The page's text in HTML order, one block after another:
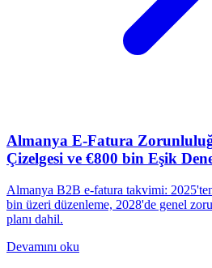
Almanya E-Fatura
Çizelgesi ve €800 bin Eşik
Almanya B2B e-fatura takvimi:
bin üzeri düzenleme, 2028'de genel
planı dahil.
Devamını oku